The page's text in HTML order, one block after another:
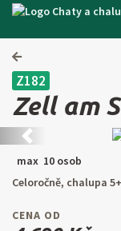
VYHLEDÁVAČ
INFORMACE
KONTAKTY
VSTUP PRO
Z182
Zell am
Předchozí
max 10 osob
Celoročně, chalupa
CENA OD